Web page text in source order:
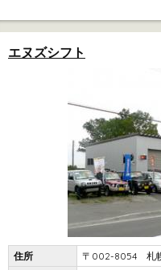
エヌズシフト
住所
〒002-8054 札